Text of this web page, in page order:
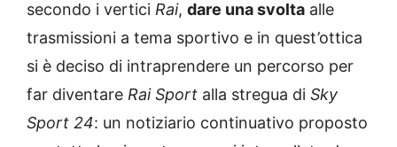
secondo i vertici Rai, dare una svolta alle
trasmissioni a tema sportivo e in quest’ottica
si è deciso di intraprendere un percorso per
far diventare Rai Sport alla stregua di Sky
Sport 24: un notiziario continuativo proposto